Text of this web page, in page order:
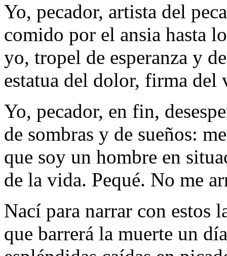
Yo, pecador, artista del
comido por el ansia hasta
yo, tropel de esperanza y
estatua del dolor, firma del
Yo, pecador, en fin,
de sombras y de sueños:
que soy un hombre en
de la vida. Pequé. No me
Nací para narrar con estos
que barrerá la muerte un